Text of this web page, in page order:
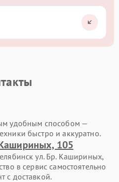
удобным способом —
быстро и аккуратно.
105
ул. Бр. Кашириных,
в сервис самостоятельно
с доставкой.